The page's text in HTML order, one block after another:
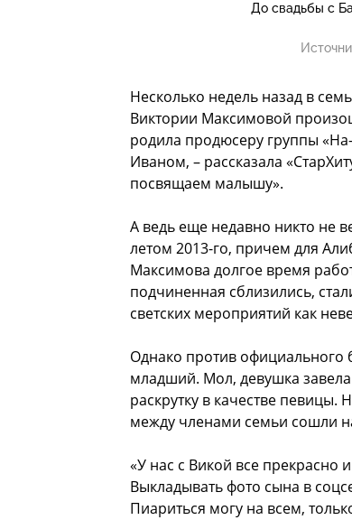
До свадьбы с
Несколько недель назад в
Виктории Максимовой
родила продюсеру группы
Иваном, – рассказала
посвящаем малышу».
А ведь еще недавно никто не
летом 2013-го, причем для
Максимова долгое время
подчиненная сблизились,
светских мероприятий как
Однако против официального
младший. Мол, девушка завела
раскрутку в качестве
между членами семьи сошли
«У нас с Викой все прекрасно
Выкладывать фото сына в
Пиариться могу на всем,